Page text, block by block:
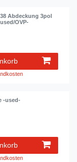
Abdeckung 3pol
OVP-
-used-